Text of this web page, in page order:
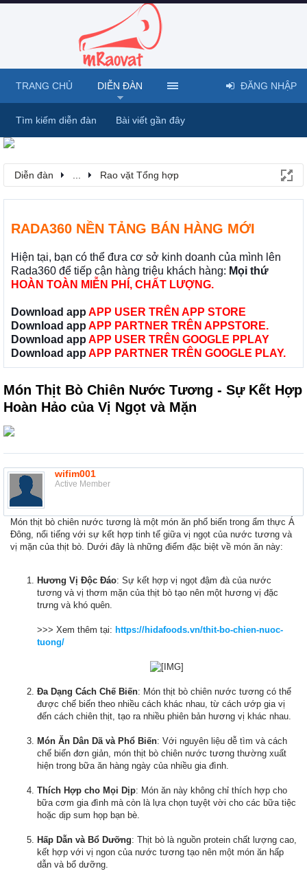
Diễn đàn Rao vặt Tổng hợp
RADA360 NỀN TẢNG BÁN HÀNG MỚI
Hiện tại, bạn có thể đưa cơ sở kinh doanh của mình lên
Rada360 để tiếp cận hàng triệu khách hàng: Mọi thứ
HOÀN TOÀN MIỄN PHÍ, CHẤT LƯỢNG.
Download app APP USER TRÊN APP STORE
Download app APP PARTNER TRÊN APPSTORE.
Download app APP USER TRÊN GOOGLE PPLAY
Download app APP PARTNER TRÊN GOOGLE PLAY.
Món Thịt Bò Chiên Nước Tương - Sự Kết Hợp
Hoàn Hảo của Vị Ngọt và Mặn
wifim001
Active Member
Món thịt bò chiên nước tương là một món ăn phổ biến trong ẩm thực Á
Đông, nổi tiếng với sự kết hợp tinh tế giữa vị ngọt của nước tương và
vị mặn của thịt bò. Dưới đây là những điểm đặc biệt về món ăn này:
Hương Vị Độc Đáo: Sự kết hợp vị ngọt đậm đà của nước
tương và vị thơm mặn của thịt bò tạo nên một hương vị đặc
trưng và khó quên.
>>> Xem thêm tại: https://hidafoods.vn/thit-bo-chien-nuoc-
tuong/
Đa Dạng Cách Chế Biến: Món thịt bò chiên nước tương có thể
được chế biến theo nhiều cách khác nhau, từ cách ướp gia vị
đến cách chiên thịt, tạo ra nhiều phiên bản hương vị khác nhau.
Món Ăn Dân Dã và Phổ Biến: Với nguyên liệu dễ tìm và cách
chế biến đơn giản, món thịt bò chiên nước tương thường xuất
hiện trong bữa ăn hàng ngày của nhiều gia đình.
Thích Hợp cho Mọi Dịp: Món ăn này không chỉ thích hợp cho
bữa cơm gia đình mà còn là lựa chọn tuyệt vời cho các bữa tiệc
hoặc dịp sum họp bạn bè.
Hấp Dẫn và Bổ Dưỡng: Thịt bò là nguồn protein chất lượng cao,
kết hợp với vị ngon của nước tương tạo nên một món ăn hấp
dẫn và bổ dưỡng.
TRANG CHỦ DIỄN ĐÀN
Tìm kiếm diễn đàn Bài viết gần đây
ĐĂNG NHẬP